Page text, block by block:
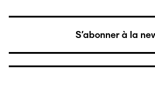
S'abonner à la